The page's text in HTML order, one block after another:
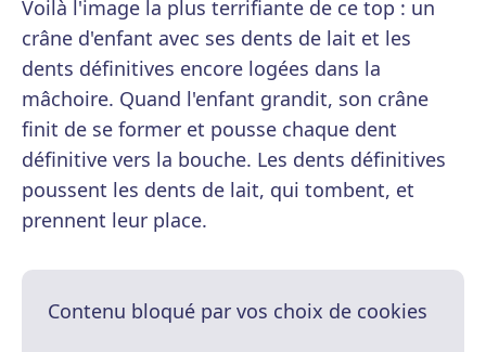
Voilà l'image la plus terrifiante de ce top : un
crâne d'enfant avec ses dents de lait et les
dents définitives encore logées dans la
mâchoire. Quand l'enfant grandit, son crâne
finit de se former et pousse chaque dent
définitive vers la bouche. Les dents définitives
poussent les dents de lait, qui tombent, et
prennent leur place.
Contenu bloqué par vos choix de cookies